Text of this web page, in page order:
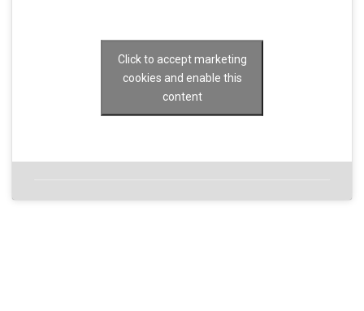
Click to accept marketing
cookies and enable this
content